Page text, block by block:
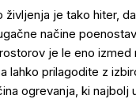
življenja je tako hiter,
načine
je le eno izmed
lahko prilagodite z
ogrevanja, ki najbolj